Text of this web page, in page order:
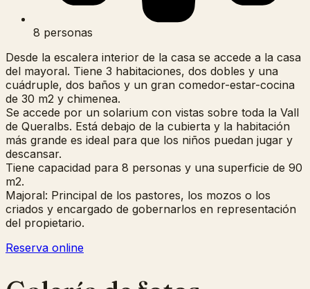
8 personas
Desde la escalera interior de la casa se accede a la casa
del mayoral. Tiene 3 habitaciones, dos dobles y una
cuádruple, dos baños y un gran comedor-estar-cocina
de 30 m2 y chimenea.
Se accede por un solarium con vistas sobre toda la Vall
de Queralbs. Está debajo de la cubierta y la habitación
más grande es ideal para que los niños puedan jugar y
descansar.
Tiene capacidad para 8 personas y una superficie de 90
m2.
Majoral: Principal de los pastores, los mozos o los
criados y encargado de gobernarlos en representación
del propietario.
Reserva online